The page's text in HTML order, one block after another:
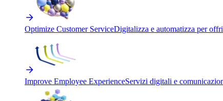
Optimize Customer ServiceDigitalizza e automatizza per
Improve Employee ExperienceServizi digitali e